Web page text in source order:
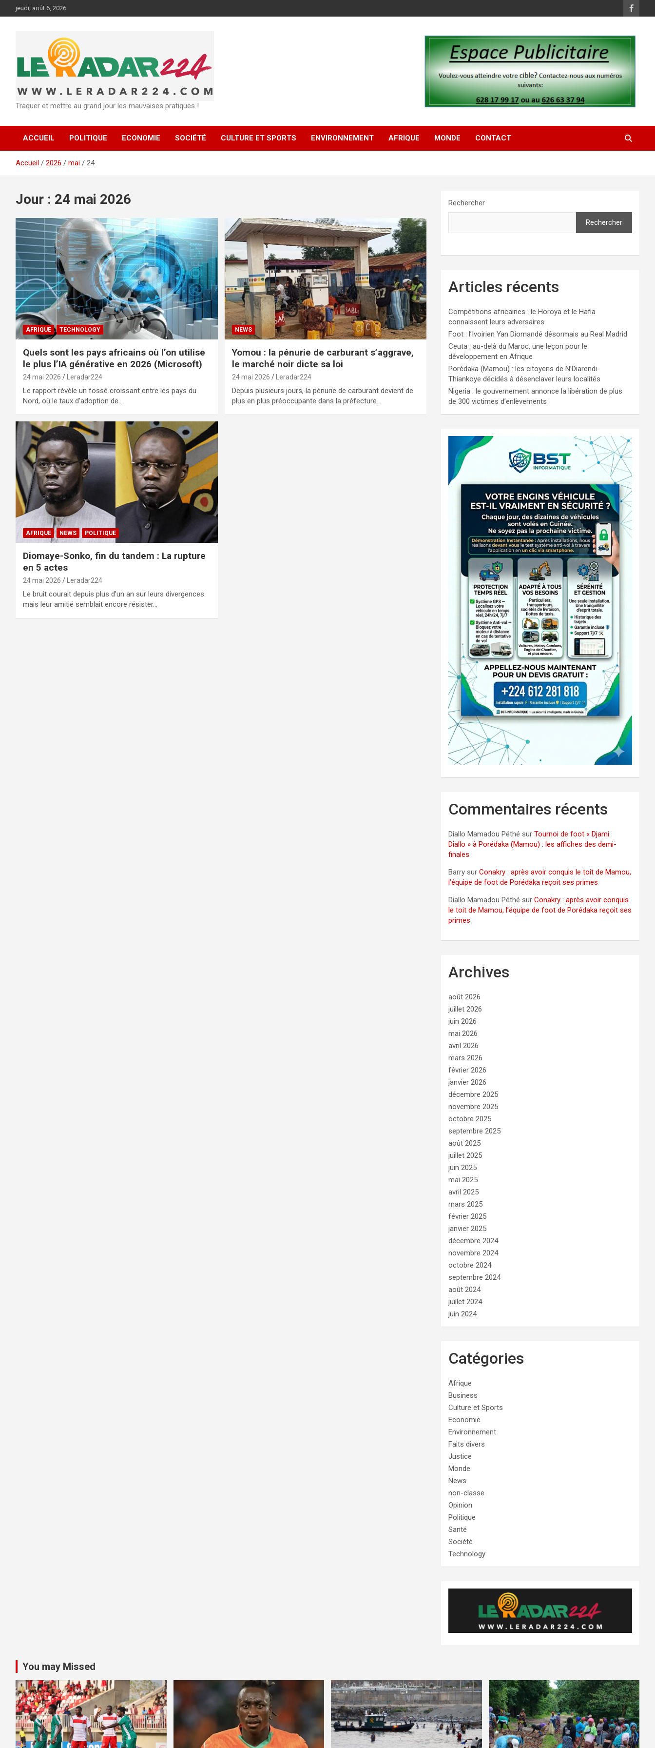
au
jeudi, août 6, 2026
Traquer et mettre au grand jour les mauvaises pratiques !
ACCUEIL POLITIQUE ECONOMIE SOCIÉTÉ CULTURE ET SPORTS ENVIRONNEMENT AFRIQUE MONDE CONTACT
Accueil 2026 mai 24
Jour : 24 mai 2026
AFRIQUE TECHNOLOGY
Quels sont les pays africains où l’on utilise
le plus l’IA générative en 2026 (Microsoft)
24 mai 2026 Leradar224
Le rapport révèle un fossé croissant entre les pays du
Nord, où le taux d’adoption de…
NEWS
Yomou : la pénurie de carburant s’aggrave,
le marché noir dicte sa loi
24 mai 2026 Leradar224
Depuis plusieurs jours, la pénurie de carburant devient de
plus en plus préoccupante dans la préfecture…
AFRIQUE NEWS POLITIQUE
Diomaye-Sonko, fin du tandem : La rupture
en 5 actes
24 mai 2026 Leradar224
Le bruit courait depuis plus d’un an sur leurs divergences
mais leur amitié semblait encore résister…
Rechercher
Rechercher
Articles récents
Compétitions africaines : le Horoya et le Hafia
connaissent leurs adversaires
Foot : l’Ivoirien Yan Diomandé désormais au Real Madrid
Ceuta : au-delà du Maroc, une leçon pour le
développement en Afrique
Porédaka (Mamou) : les citoyens de N’Diarendi-
Thiankoye décidés à désenclaver leurs localités
Nigeria : le gouvernement annonce la libération de plus
de 300 victimes d’enlèvements
Commentaires récents
Diallo Mamadou Péthé surTournoi de foot « Djami
Diallo » à Porédaka (Mamou) : les affiches des demi-
finales
Barry surConakry : après avoir conquis le toit de Mamou,
l’équipe de foot de Porédaka reçoit ses primes
Diallo Mamadou Péthé surConakry : après avoir conquis
le toit de Mamou, l’équipe de foot de Porédaka reçoit ses
primes
Archives
août 2026
juillet 2026
juin 2026
mai 2026
avril 2026
mars 2026
février 2026
janvier 2026
décembre 2025
novembre 2025
octobre 2025
septembre 2025
août 2025
juillet 2025
juin 2025
mai 2025
avril 2025
mars 2025
février 2025
janvier 2025
décembre 2024
novembre 2024
octobre 2024
septembre 2024
août 2024
juillet 2024
juin 2024
Catégories
Afrique
Business
Culture et Sports
Economie
Environnement
Faits divers
Justice
Monde
News
non-classe
Opinion
Politique
Santé
Société
Technology
You may Missed